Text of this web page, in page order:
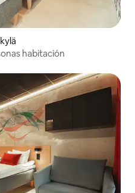
habitación